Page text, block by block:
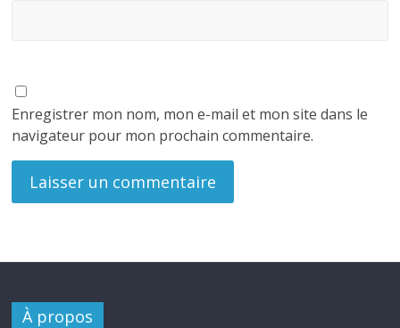
Enregistrer mon nom, mon e-mail et mon site dans le
navigateur pour mon prochain commentaire.
À propos